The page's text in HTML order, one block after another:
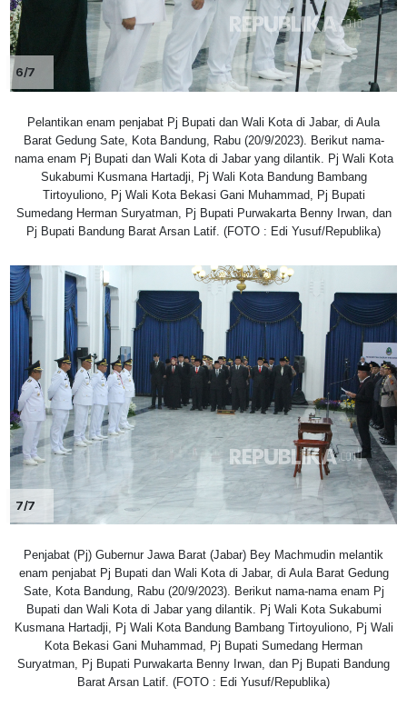
6/7
Pelantikan enam penjabat Pj Bupati dan Wali Kota di Jabar, di Aula
Barat Gedung Sate, Kota Bandung, Rabu (20/9/2023). Berikut nama-
nama enam Pj Bupati dan Wali Kota di Jabar yang dilantik. Pj Wali Kota
Sukabumi Kusmana Hartadji, Pj Wali Kota Bandung Bambang
Tirtoyuliono, Pj Wali Kota Bekasi Gani Muhammad, Pj Bupati
Sumedang Herman Suryatman, Pj Bupati Purwakarta Benny Irwan, dan
Pj Bupati Bandung Barat Arsan Latif. (FOTO : Edi Yusuf/Republika)
7/7
Penjabat (Pj) Gubernur Jawa Barat (Jabar) Bey Machmudin melantik
enam penjabat Pj Bupati dan Wali Kota di Jabar, di Aula Barat Gedung
Sate, Kota Bandung, Rabu (20/9/2023). Berikut nama-nama enam Pj
Bupati dan Wali Kota di Jabar yang dilantik. Pj Wali Kota Sukabumi
Kusmana Hartadji, Pj Wali Kota Bandung Bambang Tirtoyuliono, Pj Wali
Kota Bekasi Gani Muhammad, Pj Bupati Sumedang Herman
Suryatman, Pj Bupati Purwakarta Benny Irwan, dan Pj Bupati Bandung
Barat Arsan Latif. (FOTO : Edi Yusuf/Republika)